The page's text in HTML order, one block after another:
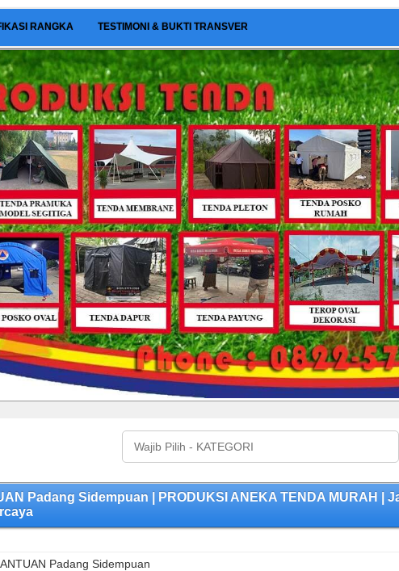
RANGKA TESTIMONI & BUKTI TRANSVER
Padang Sidempuan | PRODUKSI ANEKA TENDA MURAH |
Padang Sidempuan